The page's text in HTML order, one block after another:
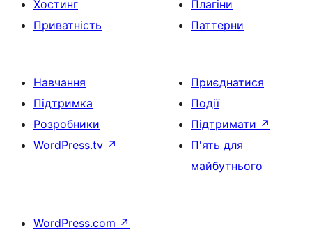
Хостинг
Приватність
Плагіни
Паттерни
Навчання
Підтримка
Розробники
WordPress.tv ↗
Приєднатися
Події
Підтримати ↗
П'ять для
майбутнього
WordPress.com ↗